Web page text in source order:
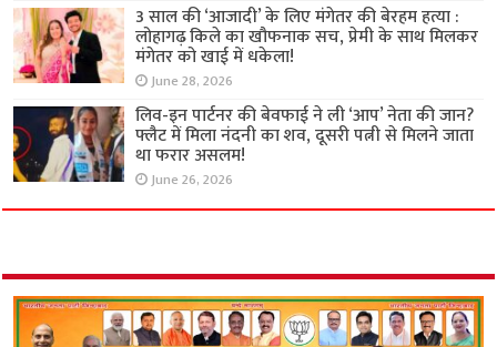
3 साल की ‘आजादी’ के लिए मंगेतर की बेरहम हत्या :
लोहागढ़ किले का खौफनाक सच, प्रेमी के साथ मिलकर
मंगेतर को खाई में धकेला!
June 28, 2026
लिव-इन पार्टनर की बेवफाई ने ली ‘आप’ नेता की जान?
फ्लैट में मिला नंदनी का शव, दूसरी पत्नी से मिलने जाता
था फरार असलम!
June 26, 2026